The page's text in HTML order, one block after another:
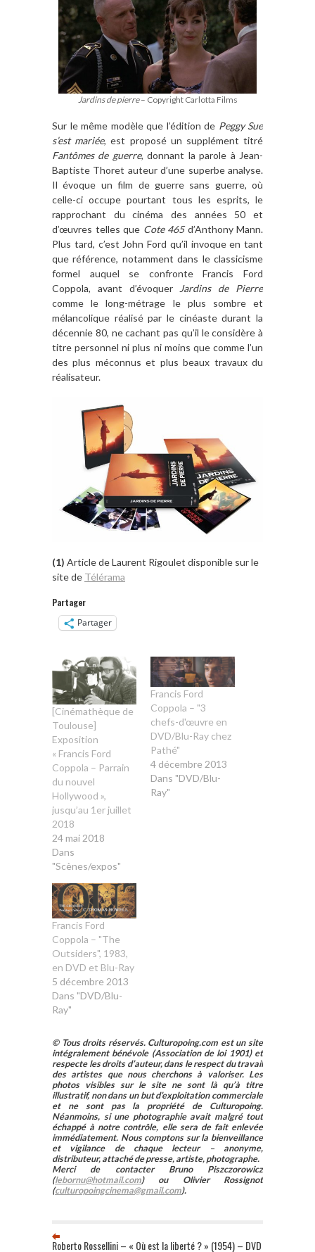
Jardins de pierre– Copyright Carlotta Films
Sur le même modèle que l’édition de Peggy Sue
s’est mariée, est proposé un supplément titré
Fantômes de guerre, donnant la parole à Jean-
Baptiste Thoret auteur d’une superbe analyse.
Il évoque un film de guerre sans guerre, où
celle-ci occupe pourtant tous les esprits, le
rapprochant du cinéma des années 50 et
d’œuvres telles que Cote 465d’Anthony Mann.
Plus tard, c’est John Ford qu’il invoque en tant
que référence, notamment dans le classicisme
formel auquel se confronte Francis Ford
Coppola, avant d’évoquer
Jardins de Pierre
comme le long-métrage le plus sombre et
mélancolique réalisé par le cinéaste durant la
décennie 80, ne cachant pas qu’il le considère à
titre personnel ni plus ni moins que comme l’un
des plus méconnus et plus beaux travaux du
réalisateur.
(1) Article de Laurent Rigoulet disponible sur le
site de Télérama
Partager
Partager
[Cinémathèque de
Toulouse]
Exposition
« Francis Ford
Coppola – Parrain
du nouvel
Hollywood »,
jusqu’au 1er juillet
2018
24 mai 2018
Dans
"Scènes/expos"
Francis Ford
Coppola – "3
chefs-d'œuvre en
DVD/Blu-Ray chez
Pathé"
4 décembre 2013
Dans "DVD/Blu-
Ray"
Francis Ford
Coppola – "The
Outsiders", 1983,
en DVD et Blu-Ray
5 décembre 2013
Dans "DVD/Blu-
Ray"
© Tous droits réservés. Culturopoing.com est un site
intégralement bénévole (Association de loi 1901) et
respecte les droits d’auteur, dans le respect du travail
des artistes que nous cherchons à valoriser. Les
photos visibles sur le site ne sont là qu’à titre
illustratif, non dans un but d’exploitation commerciale
et ne sont pas la propriété de Culturopoing.
Néanmoins, si une photographie avait malgré tout
échappé à notre contrôle, elle sera de fait enlevée
immédiatement. Nous comptons sur la bienveillance
et vigilance de chaque lecteur – anonyme,
distributeur, attaché de presse, artiste, photographe.
Merci de contacter Bruno Piszczorowicz
(lebornu@hotmail.com) ou Olivier Rossignot
(culturopoingcinema@gmail.com).
Roberto Rossellini – « Où est la liberté ? » (1954) – DVD